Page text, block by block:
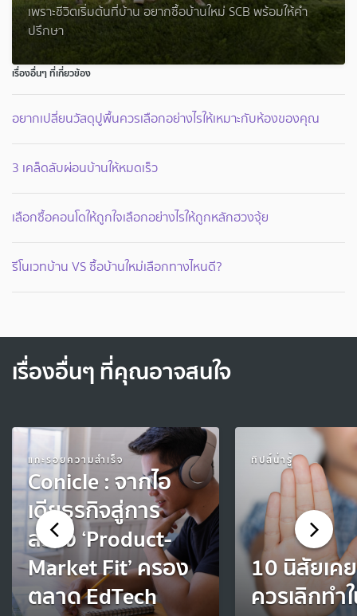
เพราะชีวิตเริ่มต้นที่บ้าน อยากซื้อบ้านใหม่ SCB พร้อมให้คำ
ปรึกษา
เรื่องอื่นๆ ที่เกี่ยวข้อง
อยากเปลี่ยนวัสดุปูพื้นควรเลือกอย่างไรให้เหมาะกับห้องของคุณ
3 เคล็ดลับผ่อนบ้านให้หมดเร็ว
เลือกซื้อคอนโดให้ถูกใจเลือกอย่างไรให้ถูกหลักฮวงจุ้ย
รีโนเวทบ้าน VS ซื้อบ้านใหม่เลือกทางไหนดี?
เรื่องอื่นๆ ที่คุณอาจสนใจ
แกะรอยความสำเร็จ
Conicle : จากไอ
เดียธุรกิจสู่การ
สร้าง ‘Product-
Market Fit’ ครอง
ตลาด EdTech
ทิปส์น่ารู้
10 นิสัยเค
ควรเลิกทำ